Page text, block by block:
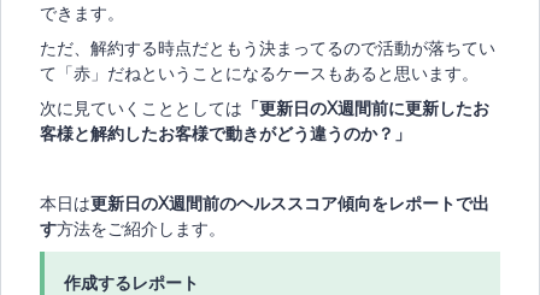
できます。
ただ、解約する時点だともう決まってるので活動が落ちてい
て「赤」だねということになるケースもあると思います。
次に見ていくこととしては 「更新日のX週間前に更新したお
客様と解約したお客様で動きがどう違うのか？」
本日は更新日のX週間前のヘルススコア傾向をレポートで出
す方法をご紹介します。
作成するレポート